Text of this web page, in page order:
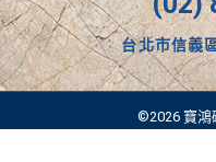
台北市信義
©2026 寶鴻